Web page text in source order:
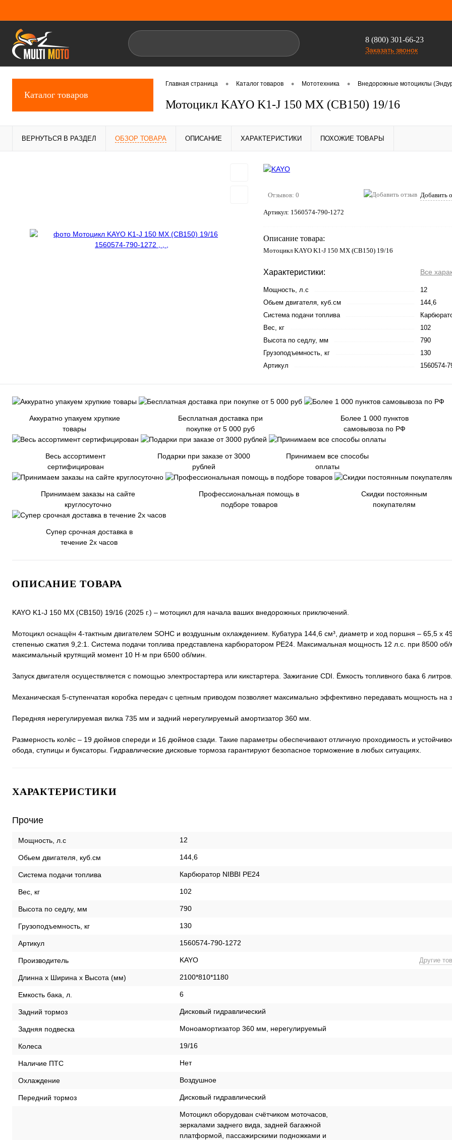
8 (800) 301-66-23
Заказать звонок
Каталог товаров
Главная страница • Каталог товаров • Мототехника • Внедорожные мотоциклы
Мотоцикл KAYO K1-J 150 MX (CB150) 19/16
ВЕРНУТЬСЯ В РАЗДЕЛ ОБЗОР ТОВАРА ОПИСАНИЕ ХАРАКТЕРИСТИКИ ПОХОЖИЕ ТОВАРЫ
Отзывов: 0 Добавить
Артикул: 1560574-790-1272
Описание товара:
Мотоцикл KAYO K1-J 150 MX (CB150) 19/16
Характеристики: Все
Мощность, л.с
12
Обьем двигателя, куб.см
144,6
Система подачи топлива
Вес, кг
102
Высота по седлу, мм
790
Грузоподъемность, кг
130
Артикул
1560574-
Аккуратно упакуем хрупкие
товары
Бесплатная доставка при
покупке от 5 000 руб
Более 1 000 пунктов
самовывоза по РФ
Весь ассортимент
сертифицирован
Подарки при заказе от 3000
рублей
Принимаем все способы
оплаты
Принимаем заказы на сайте
круглосуточно
Профессиональная помощь в
подборе товаров
Скидки постоянным
покупателям
Супер срочная доставка в
течение 2х часов
ОПИСАНИЕ ТОВАРА
KAYO K1-J 150 MX (CB150) 19/16 (2025 г.) – мотоцикл для начала ваших внедорожных приключений.
Мотоцикл оснащён 4-тактным двигателем SOHC и воздушным охлаждением. Кубатура 144,6 см³, диаметр и ход поршня – 65,5 x
степенью сжатия 9,2:1. Система подачи топлива представлена карбюратором PE24. Максимальная мощность 12 л.с. при 8500
максимальный крутящий момент 10 Н·м при 6500 об/мин.
Запуск двигателя осуществляется с помощью электростартера или кикстартера. Зажигание CDI. Ёмкость топливного бака 6 литров.
Механическая 5-ступенчатая коробка передач с цепным приводом позволяет максимально эффективно передавать мощность на
Передняя нерегулируемая вилка 735 мм и задний нерегулируемый амортизатор 360 мм.
Размерность колёс – 19 дюймов спереди и 16 дюймов сзади. Такие параметры обеспечивают отличную проходимость и
обода, ступицы и буксаторы. Гидравлические дисковые тормоза гарантируют безопасное торможение в любых ситуациях.
ХАРАКТЕРИСТИКИ
Прочие
Мощность, л.с 12
Обьем двигателя, куб.см 144,6
Система подачи топлива Карбюратор NIBBI PE24
Вес, кг 102
Высота по седлу, мм 790
Грузоподъемность, кг 130
Артикул 1560574-790-1272
Производитель KAYO Другие
Длинна х Ширина х Высота (мм) 2100*810*1180
Емкость бака, л. 6
Задний тормоз Дисковый гидравлический
Задняя подвеска Моноамортизатор 360 мм, нерегулируемый
Колеса 19/16
Наличие ПТС Нет
Охлаждение Воздушное
Передний тормоз Дисковый гидравлический
Мотоцикл оборудован счётчиком моточасов,
зеркалами заднего вида, задней багажной
платформой, пассажирскими подножками и